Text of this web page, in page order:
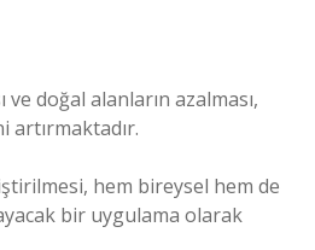
doğal alanların azalması,
hem bireysel hem de
bir uygulama olarak